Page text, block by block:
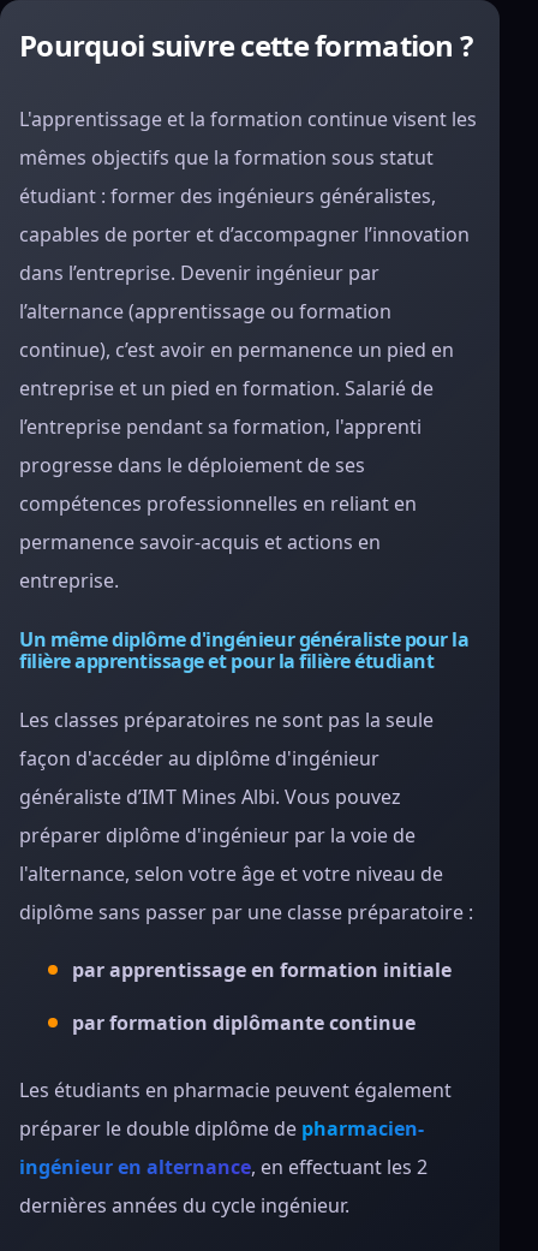
Pourquoi suivre cette formation ?
L'apprentissage et la formation continue visent les
mêmes objectifs que la formation sous statut
étudiant : former des ingénieurs généralistes,
capables de porter et d’accompagner l’innovation
dans l’entreprise. Devenir ingénieur par
l’alternance (apprentissage ou formation
continue), c’est avoir en permanence un pied en
entreprise et un pied en formation. Salarié de
l’entreprise pendant sa formation, l'apprenti
progresse dans le déploiement de ses
compétences professionnelles en reliant en
permanence savoir-acquis et actions en
entreprise.
Un même diplôme d'ingénieur généraliste pour la
filière apprentissage et pour la filière étudiant
Les classes préparatoires ne sont pas la seule
façon d'accéder au diplôme d'ingénieur
généraliste d’IMT Mines Albi. Vous pouvez
préparer diplôme d'ingénieur par la voie de
l'alternance, selon votre âge et votre niveau de
diplôme sans passer par une classe préparatoire :
par apprentissage en formation initiale
par formation diplômante continue
Les étudiants en pharmacie peuvent également
préparer le double diplôme de pharmacien-
ingénieur en alternance, en effectuant les 2
dernières années du cycle ingénieur.